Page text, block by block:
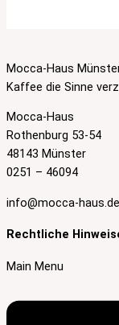
Mocca-Haus
Kaffee die Sinne
Mocca-Haus
Rothenburg 53-54
48143 Münster
0251 – 46094
info@mocca-haus.de
Rechtliche
Main Menu